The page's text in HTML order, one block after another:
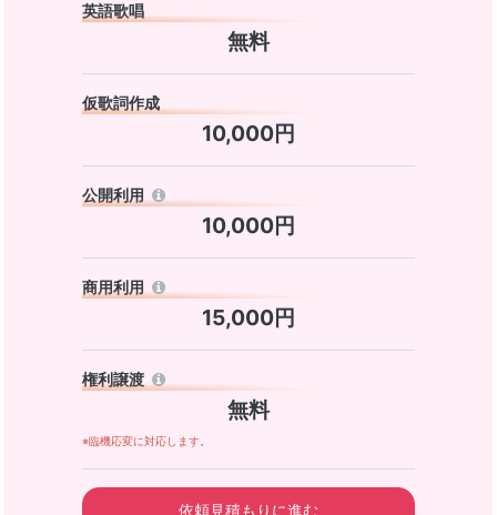
英語歌唱
無料
仮歌詞作成
10,000円
公開利用
10,000円
商用利用
15,000円
権利譲渡
無料
※臨機応変に対応します。
依頼見積もりに進む